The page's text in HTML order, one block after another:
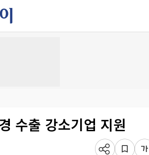
수출 강소기업 지원